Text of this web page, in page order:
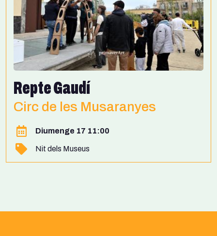
Repte Gaudí
Circ de les Musaranyes
Diumenge 17 11:00
Nit dels Museus